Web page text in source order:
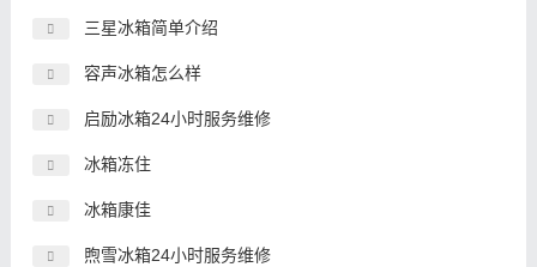
三星冰箱简单介绍
容声冰箱怎么样
启励冰箱24小时服务维修
冰箱冻住
冰箱康佳
煦雪冰箱24小时服务维修